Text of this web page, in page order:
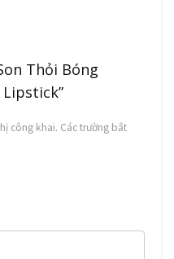
Thỏi Bóng
công khai. Các trường bắt